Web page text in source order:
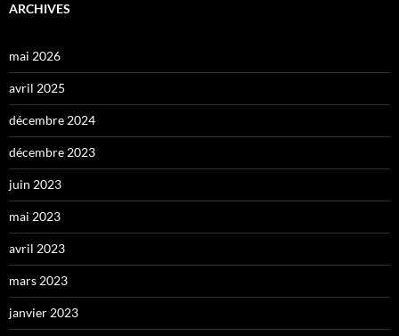
ARCHIVES
mai 2026
avril 2025
décembre 2024
décembre 2023
juin 2023
mai 2023
avril 2023
mars 2023
janvier 2023